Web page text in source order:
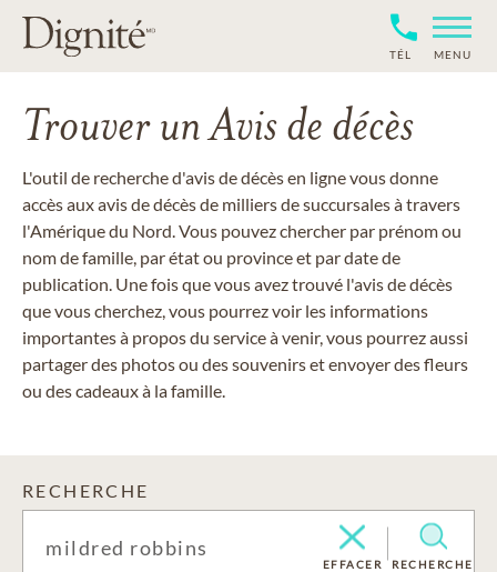
TÉL MENU
Trouver un Avis de décès
L'outil de recherche d'avis de décès en ligne vous donne
accès aux avis de décès de milliers de succursales à travers
l'Amérique du Nord. Vous pouvez chercher par prénom ou
nom de famille, par état ou province et par date de
publication. Une fois que vous avez trouvé l'avis de décès
que vous cherchez, vous pourrez voir les informations
importantes à propos du service à venir, vous pourrez aussi
partager des photos ou des souvenirs et envoyer des fleurs
ou des cadeaux à la famille.
RECHERCHE
EFFACER RECHERCHE